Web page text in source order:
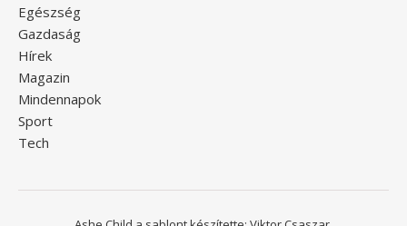
Egészség
Gazdaság
Hírek
Magazin
Mindennapok
Sport
Tech